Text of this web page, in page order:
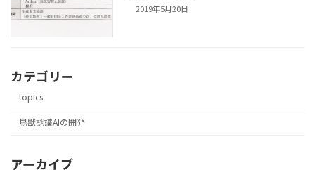
2019年5月20日
カテゴリー
topics
鳥獣認識AIの開発
アーカイブ